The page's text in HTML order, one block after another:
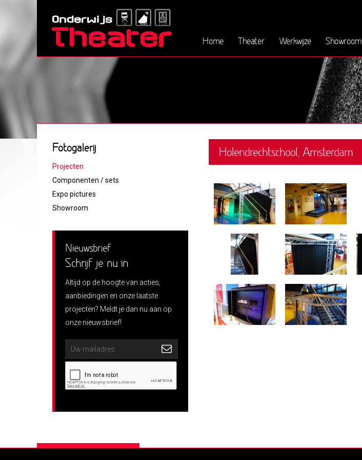
Home Theater Werkwijze Showroom
Fotogalerij
Projecten
Componenten / sets
Expo pictures
Showroom
Nieuwsbrief
Schrijf je nu in
Altijd op de hoogte van acties,
aanbiedingen en onze laatste
projecten? Meldt je dan nu aan op
onze nieuwsbrief!
Holendrechtschool, Amsterdam